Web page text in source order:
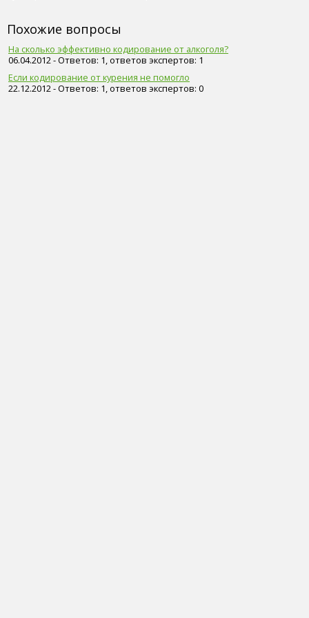
Похожие вопросы
На сколько эффективно кодирование от алкоголя?
06.04.2012 - Ответов: 1, ответов экспертов: 1
Если кодирование от курения не помогло
22.12.2012 - Ответов: 1, ответов экспертов: 0